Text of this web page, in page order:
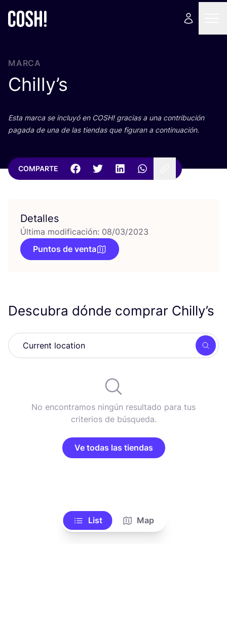
MARCA
Chilly’s
Esta mar­ca se inclu­yó en COSH! gra­cias a una con­tri­bu­ción
paga­da de una de las tien­das que figu­ran a continuación.
COMPARTE
Detalles
Última modificación: 08/03/2023
Puntos de venta
Descubra dónde comprar Chilly’s
No encontramos ningún resultado para tus
criterios de búsqueda.
Ve todas las tiendas
List Map